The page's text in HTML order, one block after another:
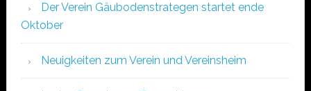
Der Verein Gäubodenstrategen startet ende
Oktober
Neuigkeiten zum Verein und Vereinsheim